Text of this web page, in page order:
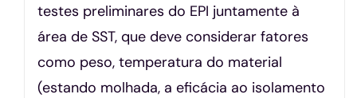
testes preliminares do EPI juntamente à
área de SST, que deve considerar fatores
como peso, temperatura do material
(estando molhada, a eficácia ao isolamento